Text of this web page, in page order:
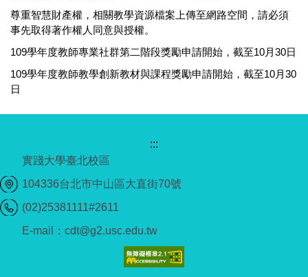
尊重智慧財產權，相關教學資源檔案上傳至網路空間，請必須
事先取得著作權人同意與授權。
109學年度教師專業社群第二階段獎勵申請開始，截至10月30日
109學年度教師教學創新教材與課程獎勵申請開始，截至10月30
日
:::
實踐大學臺北校區
104336台北市中山區大直街70號
(02)25381111#2611
E-mail：cdt@g2.usc.edu.tw